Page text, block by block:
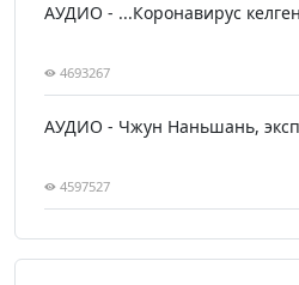
АУДИО - ...Коронавирус
4693267
АУДИО - Чжун Наньшань,
4597527